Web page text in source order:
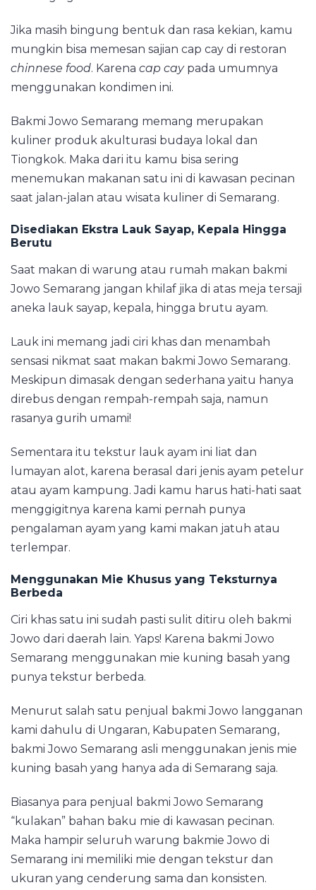
Jika masih bingung bentuk dan rasa kekian, kamu
mungkin bisa memesan sajian cap cay di restoran
chinnese food. Karena cap cay pada umumnya
menggunakan kondimen ini.
Bakmi Jowo Semarang memang merupakan
kuliner produk akulturasi budaya lokal dan
Tiongkok. Maka dari itu kamu bisa sering
menemukan makanan satu ini di kawasan pecinan
saat jalan-jalan atau wisata kuliner di Semarang.
Disediakan Ekstra Lauk Sayap, Kepala Hingga
Berutu
Saat makan di warung atau rumah makan bakmi
Jowo Semarang jangan khilaf jika di atas meja tersaji
aneka lauk sayap, kepala, hingga brutu ayam.
Lauk ini memang jadi ciri khas dan menambah
sensasi nikmat saat makan bakmi Jowo Semarang.
Meskipun dimasak dengan sederhana yaitu hanya
direbus dengan rempah-rempah saja, namun
rasanya gurih umami!
Sementara itu tekstur lauk ayam ini liat dan
lumayan alot, karena berasal dari jenis ayam petelur
atau ayam kampung. Jadi kamu harus hati-hati saat
menggigitnya karena kami pernah punya
pengalaman ayam yang kami makan jatuh atau
terlempar.
Menggunakan Mie Khusus yang Teksturnya
Berbeda
Ciri khas satu ini sudah pasti sulit ditiru oleh bakmi
Jowo dari daerah lain. Yaps! Karena bakmi Jowo
Semarang menggunakan mie kuning basah yang
punya tekstur berbeda.
Menurut salah satu penjual bakmi Jowo langganan
kami dahulu di Ungaran, Kabupaten Semarang,
bakmi Jowo Semarang asli menggunakan jenis mie
kuning basah yang hanya ada di Semarang saja.
Biasanya para penjual bakmi Jowo Semarang
“kulakan” bahan baku mie di kawasan pecinan.
Maka hampir seluruh warung bakmie Jowo di
Semarang ini memiliki mie dengan tekstur dan
ukuran yang cenderung sama dan konsisten.